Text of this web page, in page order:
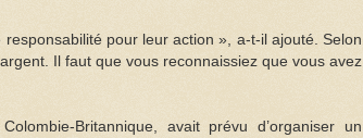
pour leur action », a-t-il ajouté. Selon
Il faut que vous reconnaissiez que vous avez
Britannique, avait prévu d’organiser un